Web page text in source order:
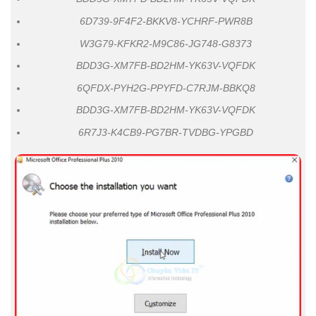
6D739-9F4F2-BKKV8-YCHRF-PWR8B
W3G79-KFKR2-M9C86-JG748-G8373
BDD3G-XM7FB-BD2HM-YK63V-VQFDK
6QFDX-PYH2G-PPYFD-C7RJM-BBKQ8
BDD3G-XM7FB-BD2HM-YK63V-VQFDK
6R7J3-K4CB9-PG7BR-TVDBG-YPGBD